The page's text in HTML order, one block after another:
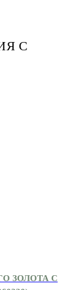
С
ЗОЛОТА С